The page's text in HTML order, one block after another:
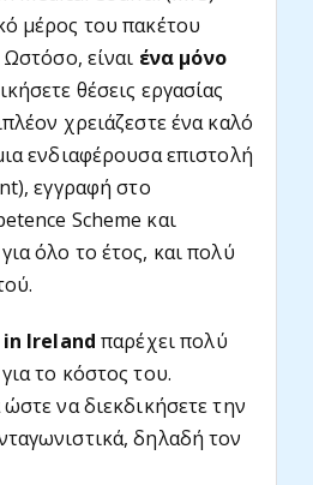
μέρος του πακέτου
Ωστόσο, είναι ένα μόνο
θέσεις εργασίας
χρειάζεστε ένα καλό
ενδιαφέρουσα επιστολή
εγγραφή στο
Scheme και
όλο το έτος, και πολύ
Ireland παρέχει πολύ
το κόστος του.
να διεκδικήσετε την
δηλαδή τον